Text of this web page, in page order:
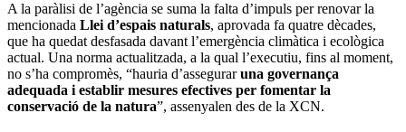
A la paràlisi de l’agència se suma la falta d’impuls per renovar la
mencionada Llei d’espais naturals, aprovada fa quatre dècades,
que ha quedat desfasada davant l’emergència climàtica i ecològica
actual. Una norma actualitzada, a la qual l’executiu, fins al moment,
no s’ha compromès, “hauria d’asseguraruna governança
adequada i establir mesures efectives per fomentar la
conservació de la natura”, assenyalen des de la XCN.